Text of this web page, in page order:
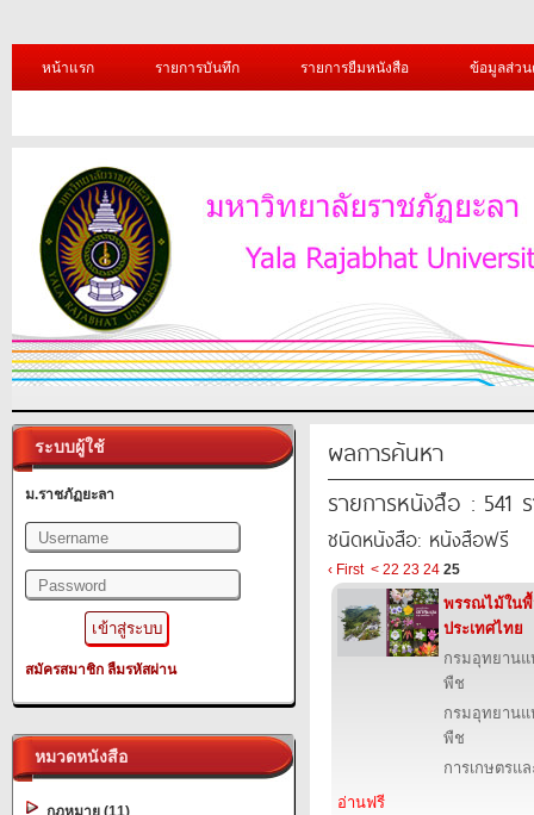
หน้าแรก รายการบันทึก รายการยืมหนังสือ ข้อมูลส่ว
ระบบผู้ใช้
ม.ราชภัฏยะลา
สมัครสมาชิก ลืมรหัสผ่าน
หมวดหนังสือ
กฎหมาย (11)
ผลการค้นหา
รายการหนังสือ : 541
ชนิดหนังสือ: หนังสือฟรี
‹ First < 22 23 24 25
พรรณไม้ใน
ประเทศไทย
กรมอุทยาน
พืช
กรมอุทยาน
พืช
การเกษตรแ
อ่านฟรี